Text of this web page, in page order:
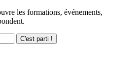
les formations, événements,
C'est parti !